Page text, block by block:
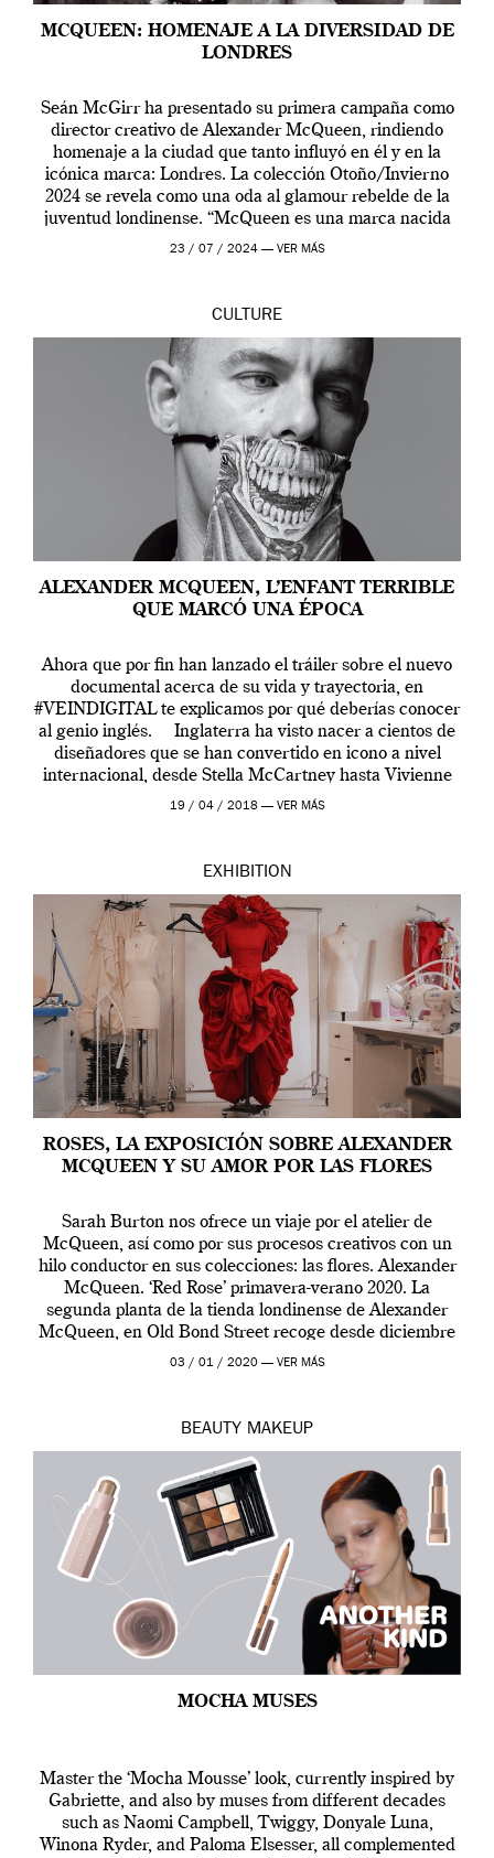
MCQUEEN: HOMENAJE A LA DIVERSIDAD DE
LONDRES
Seán McGirr ha presentado su primera campaña como
director creativo de Alexander McQueen, rindiendo
homenaje a la ciudad que tanto influyó en él y en la
icónica marca: Londres. La colección Otoño/Invierno
2024 se revela como una oda al glamour rebelde de la
juventud londinense. “McQueen es una marca nacida
en Londres y siempre ha […]
23 / 07 / 2024 — VER MÁS
CULTURE
ALEXANDER MCQUEEN, L’ENFANT TERRIBLE
QUE MARCÓ UNA ÉPOCA
Ahora que por fin han lanzado el tráiler sobre el nuevo
documental acerca de su vida y trayectoria, en
#VEINDIGITAL te explicamos por qué deberías conocer
al genio inglés. Inglaterra ha visto nacer a cientos de
diseñadores que se han convertido en icono a nivel
internacional, desde Stella McCartney hasta Vivienne
Westwood pasando […]
19 / 04 / 2018 — VER MÁS
EXHIBITION
ROSES, LA EXPOSICIÓN SOBRE ALEXANDER
MCQUEEN Y SU AMOR POR LAS FLORES
Sarah Burton nos ofrece un viaje por el atelier de
McQueen, así como por sus procesos creativos con un
hilo conductor en sus colecciones: las flores. Alexander
McQueen. ‘Red Rose’ primavera-verano 2020. La
segunda planta de la tienda londinense de Alexander
McQueen, en Old Bond Street recoge desde diciembre
de 2019 hasta final de abril […]
03 / 01 / 2020 — VER MÁS
BEAUTY MAKEUP
MOCHA MUSES
Master the ‘Mocha Mousse’ look, currently inspired by
Gabriette, and also by muses from different decades
such as Naomi Campbell, Twiggy, Donyale Luna,
Winona Ryder, and Paloma Elsesser, all complemented